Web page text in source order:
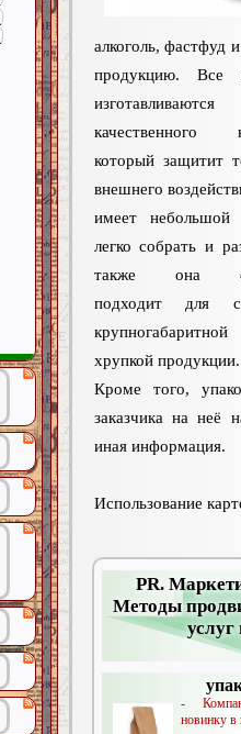
PR.
Методы
услуг
-
новинку в
алкоголь, фастфуд
продукцию. Все
качественного
который защитит
внешнего
имеет небольшой
легко собрать и
также она
подходит для
хрупкой продукции.
Кроме того,
заказчика на неё
иная информация.
Использование